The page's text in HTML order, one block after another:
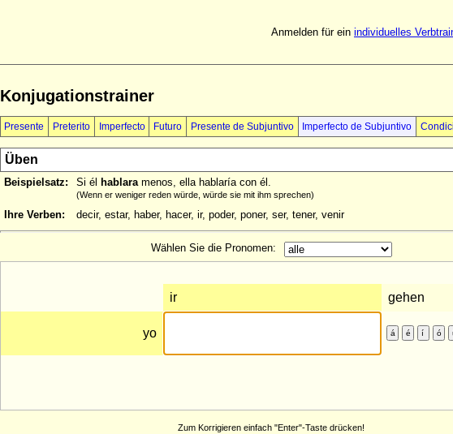
Anmelden für ein individuelles
Konjugationstrainer
Presente Preterito Imperfecto Futuro Presente de Subjuntivo Imperfecto de Subjuntivo
Üben
Beispielsatz: Si él hablaramenos, ella hablaría con él.
(Wenn er weniger reden würde, würde sie mit ihm sprechen)
Ihre Verben: decir, estar, haber, hacer, ir, poder, poner, ser, tener, venir
Wählen Sie die Pronomen:
Zum Korrigieren einfach "Enter"-Taste drücken!